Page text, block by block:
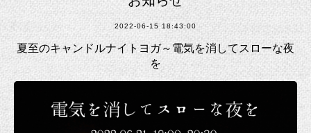
2022-06-15 18:43:00
夏至のキャンドルナイトヨガ～電気を消してスローな夜
を